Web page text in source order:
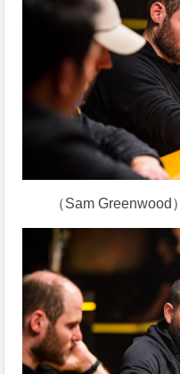
（Sam Greenwood）